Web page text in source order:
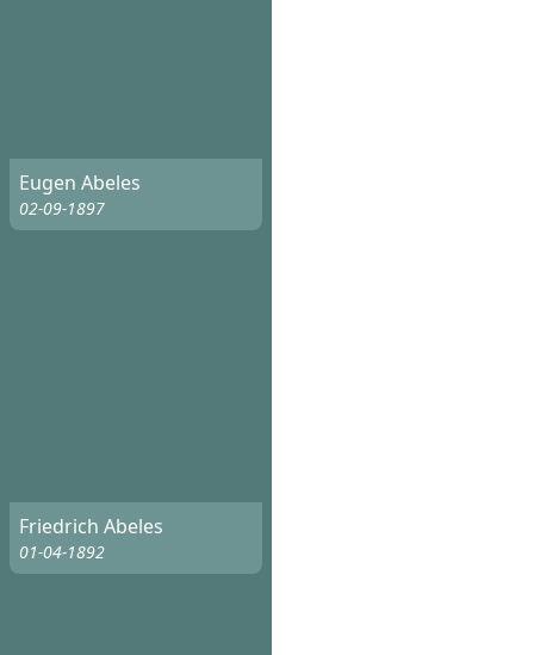
Eugen Abeles
02-09-1897
Friedrich Abeles
01-04-1892